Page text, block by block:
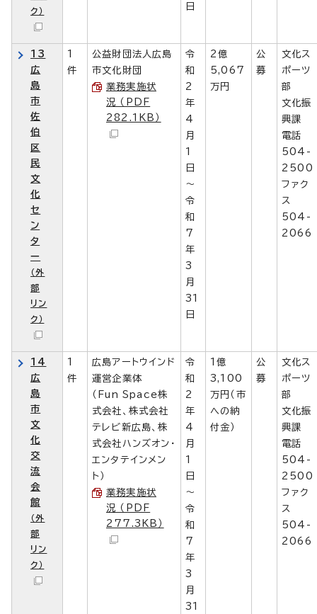
ク）
日
13
広
島
市
佐
伯
区
民
文
化
セ
ン
タ
ー
（外
部
リン
ク）
1
件
公益財団法人広島
市文化財団
業務実施状
況 （PDF
282.1KB）
令
和
2
年
4
月
1
日
～
令
和
7
年
3
月
31
日
2億
5,067
万円
公
募
文化ス
ポーツ
部
文化振
興課
電話
504-
2500
ファク
ス
504-
2066
14
広
島
市
文
化
交
流
会
館
（外
部
リン
ク）
1
件
広島アートウインド
運営企業体
（Fun Space株
式会社、株式会社
テレビ新広島、株
式会社ハンズオン・
エンタテインメン
ト）
業務実施状
況 （PDF
277.3KB）
令
和
2
年
4
月
1
日
～
令
和
7
年
3
月
31
1億
3,100
万円（市
への納
付金）
公
募
文化ス
ポーツ
部
文化振
興課
電話
504-
2500
ファク
ス
504-
2066